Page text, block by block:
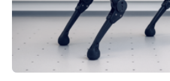
immer größer werden und riesige
verarbeiten müssen, steigt der
Rechenarchitekturen. Neben
rücken dabei insbesondere…